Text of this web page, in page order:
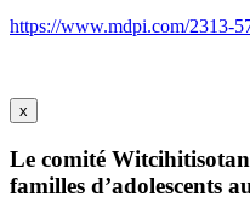
https://www.mdpi.com/2313-
x
Le comité
familles d’adolescents